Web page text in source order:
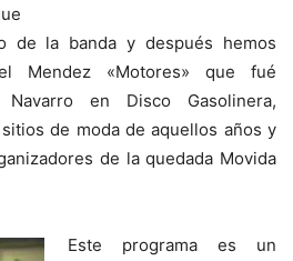
de la banda y después hemos
Mendez «Motores» que fué
en Disco Gasolinera,
de moda de aquellos años y
de la quedada Movida
Este programa es un